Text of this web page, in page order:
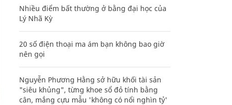
Nhiều điểm bất thường ở bằng đại học của
Lý Nhã Kỳ
20 số điện thoại ma ám bạn không bao giờ
nên gọi
Nguyễn Phương Hằng sở hữu khối tài sản
"siêu khủng", từng khoe sổ đỏ tính bằng
cân, mắng cựu mẫu 'không có nổi nghìn tỷ'